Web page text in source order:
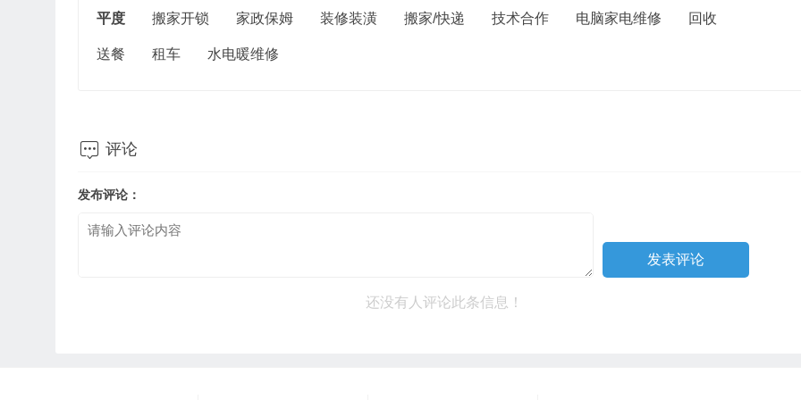
平度 搬家开锁 家政保姆 装修装潢 搬家/快递 技术合作 电脑家电维修 回收
送餐 租车 水电暖维修
 评论
发布评论：
还没有人评论此条信息！